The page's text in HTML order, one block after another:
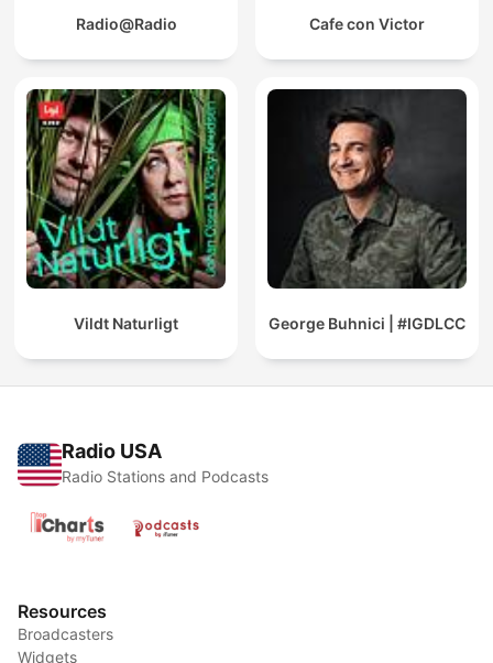
Radio@Radio Cafe con Victor
Vildt Naturligt George Buhnici | #IGDLCC
Radio USA
Radio Stations and Podcasts
Resources
Broadcasters
Widgets